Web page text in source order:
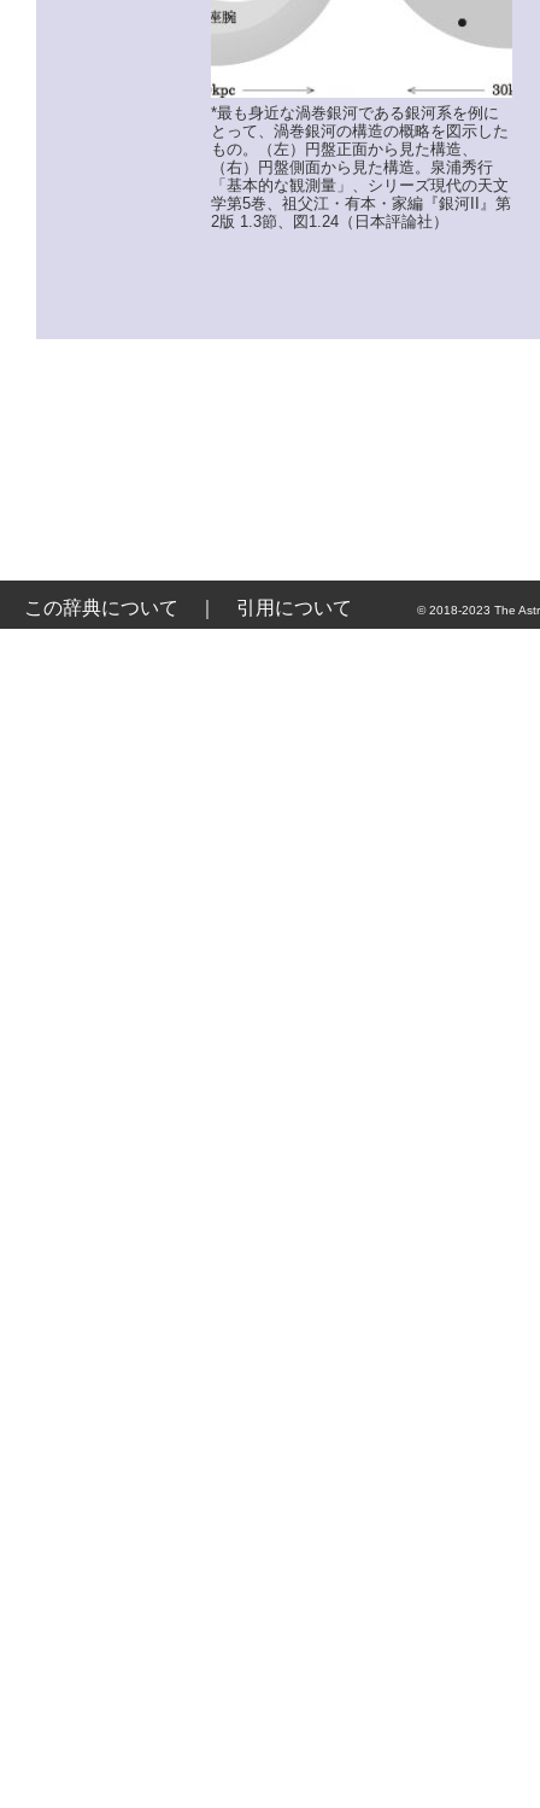
*最も身近な渦巻銀河である銀河系を例に
とって、渦巻銀河の構造の概略を図示した
もの。（左）円盤正面から見た構造、
（右）円盤側面から見た構造。泉浦秀行
「基本的な観測量」、シリーズ現代の天文
学第5巻、祖父江・有本・家編『銀河II』第
2版 1.3節、図1.24（日本評論社）
この辞典について 引用について © 2018-2023 The